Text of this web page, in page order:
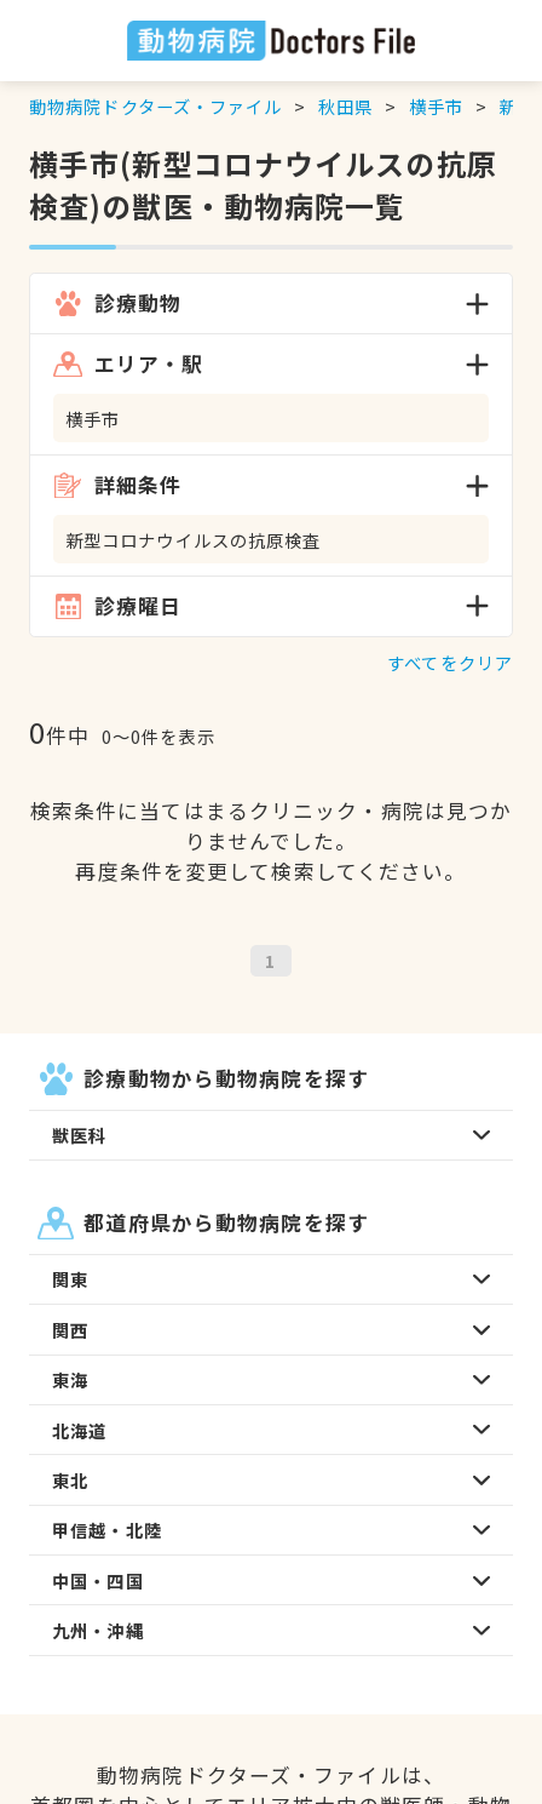
動物病院ドクターズ・ファイル 秋田県 横手市 新型
横手市(新型コロナウイルスの抗原
検査)の獣医・動物病院一覧
診療動物
エリア・駅
横手市
詳細条件
新型コロナウイルスの抗原検査
診療曜日
すべてをクリア
0件中 0〜0件を表示
検索条件に当てはまるクリニック・病院は見つか
りませんでした。
再度条件を変更して検索してください。
1
診療動物から動物病院を探す
獣医科
都道府県から動物病院を探す
関東
関西
東海
北海道
東北
甲信越・北陸
中国・四国
九州・沖縄
動物病院ドクターズ・ファイルは、